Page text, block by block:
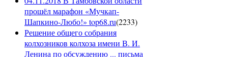
прошёл марафон «Мучкап-
Шапкино-Любо!» top68.ru(2233)
Решение общего собрания
колхозников колхоза имени В. И.
Ленина по обсуждению ... письма